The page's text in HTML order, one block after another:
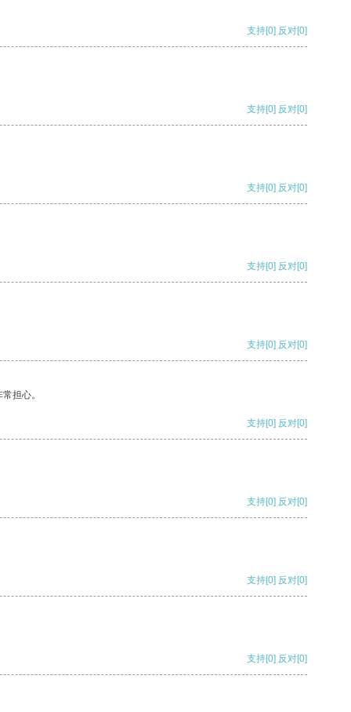
支持[0] 反对[0]
支持[0] 反对[0]
支持[0] 反对[0]
支持[0] 反对[0]
支持[0] 反对[0]
担心。
支持[0] 反对[0]
支持[0] 反对[0]
支持[0] 反对[0]
支持[0] 反对[0]